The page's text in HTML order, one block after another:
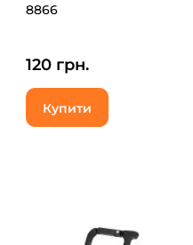
8866
120 грн.
Купити